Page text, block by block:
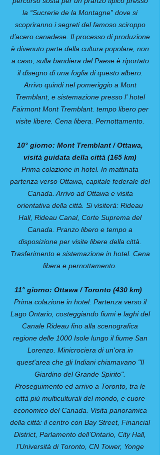
la “Sucrerie de la Montagne” dove si
scopriranno i segreti del famoso sciroppo
d’acero canadese. Il processo di produzione
è divenuto parte della cultura popolare, non
a caso, sulla bandiera del Paese è riportato
il disegno di una foglia di questo albero.
Arrivo quindi nel pomeriggio a Mont
Tremblant, e sistemazione presso l' hotel
Fairmont Mont Tremblant. tempo libero per
visite libere. Cena libera. Pernottamento.
10° giorno: Mont Tremblant / Ottawa,
visità guidata della città (165 km)
Prima colazione in hotel. In mattinata
partenza verso Ottawa, capitale federale del
Canada. Arrivo ad Ottawa e visita
orientativa della città. Si visiterà: Rideau
Hall, Rideau Canal, Corte Suprema del
Canada. Pranzo libero e tempo a
disposizione per visite libere della città.
Trasferimento e sistemazione in hotel. Cena
libera e pernottamento.
11° giorno: Ottawa / Toronto (430 km)
Prima colazione in hotel. Partenza verso il
Lago Ontario, costeggiando fiumi e laghi del
Canale Rideau fino alla scenografica
regione delle 1000 Isole lungo il fiume San
Lorenzo. Minicrociera di un'ora in
quest'area che gli Indiani chiamavano "Il
Giardino del Grande Spirito".
Proseguimento ed arrivo a Toronto, tra le
città più multiculturali del mondo, e cuore
economico del Canada. Visita panoramica
della città: il centro con Bay Street, Financial
District, Parlamento dell’Ontario, City Hall,
l'Università di Toronto, CN Tower, Yonge